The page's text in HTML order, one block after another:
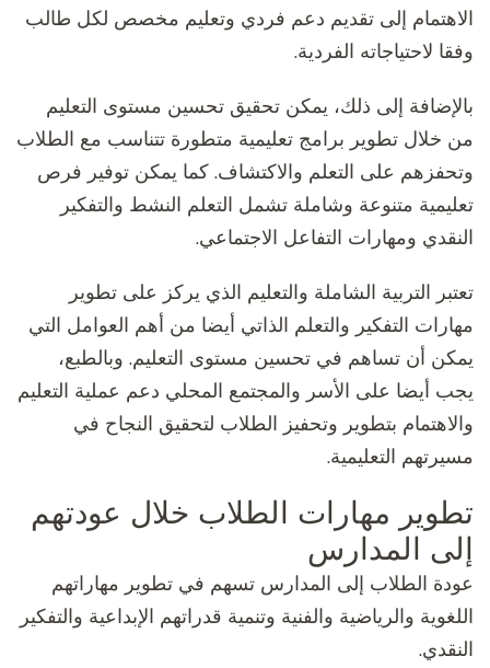
الاهتمام إلى تقديم دعم فردي وتعليم مخصص لكل طالب
وفقا لاحتياجاته الفردية.
بالإضافة إلى ذلك، يمكن تحقيق تحسين مستوى التعليم
من خلال تطوير برامج تعليمية متطورة تتناسب مع الطلاب
وتحفزهم على التعلم والاكتشاف. كما يمكن توفير فرص
تعليمية متنوعة وشاملة تشمل التعلم النشط والتفكير
النقدي ومهارات التفاعل الاجتماعي.
تعتبر التربية الشاملة والتعليم الذي يركز على تطوير
مهارات التفكير والتعلم الذاتي أيضا من أهم العوامل التي
يمكن أن تساهم في تحسين مستوى التعليم. وبالطبع،
يجب أيضا على الأسر والمجتمع المحلي دعم عملية التعليم
والاهتمام بتطوير وتحفيز الطلاب لتحقيق النجاح في
مسيرتهم التعليمية.
تطوير مهارات الطلاب خلال عودتهم
إلى المدارس
عودة الطلاب إلى المدارس تسهم في تطوير مهاراتهم
اللغوية والرياضية والفنية وتنمية قدراتهم الإبداعية والتفكير
النقدي.